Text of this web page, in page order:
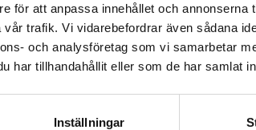
för att anpassa innehållet och annonserna
trafik. Vi vidarebefordrar även sådana
och analysföretag som vi samarbetar
har tillhandahållit eller som de har samlat
Inställningar
KUNDTJÄNST
Kundtjänst
Mina